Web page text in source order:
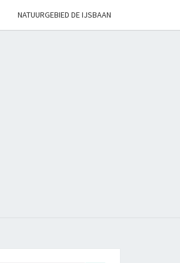
NATUURGEBIED DE IJSBAAN